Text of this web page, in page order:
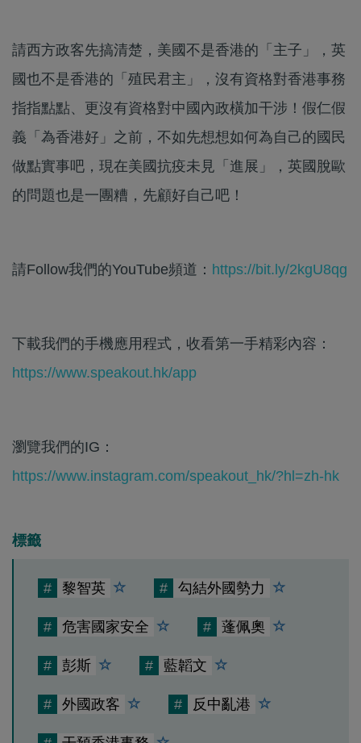
請西方政客先搞清楚，美國不是香港的「主子」，英
國也不是香港的「殖民君主」，沒有資格對香港事務
指指點點、更沒有資格對中國內政橫加干涉！假仁假
義「為香港好」之前，不如先想想如何為自己的國民
做點實事吧，現在美國抗疫未見「進展」，英國脫歐
的問題也是一團糟，先顧好自己吧！
請Follow我們的YouTube頻道： https://bit.ly/2kgU8qg
下載我們的手機應用程式，收看第一手精彩內容：
https://www.speakout.hk/app
瀏覽我們的IG：
https://www.instagram.com/speakout_hk/?hl=zh-hk
標籤
# 黎智英 # 勾結外國勢力
# 危害國家安全 # 蓬佩奧
# 彭斯 # 藍韜文
# 外國政客 # 反中亂港